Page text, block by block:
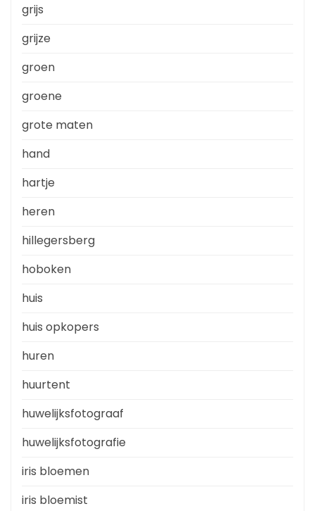
grijs
grijze
groen
groene
grote maten
hand
hartje
heren
hillegersberg
hoboken
huis
huis opkopers
huren
huurtent
huwelijksfotograaf
huwelijksfotografie
iris bloemen
iris bloemist